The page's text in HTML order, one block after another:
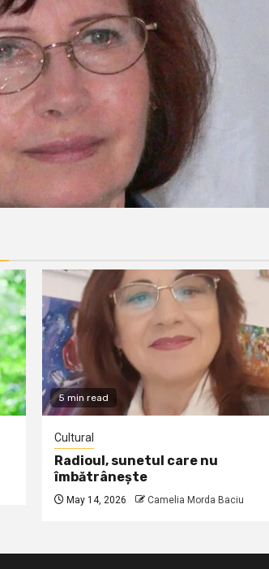
5 min read
Cultural
Radioul, sunetul care nu
îmbătrânește
May 14, 2026 Camelia Morda Baciu